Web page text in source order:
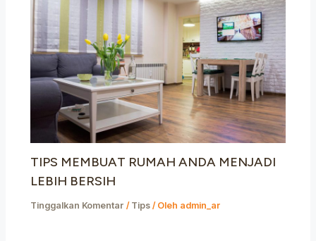
TIPS MEMBUAT RUMAH ANDA MENJADI
LEBIH BERSIH
Tinggalkan Komentar / Tips/ Oleh admin_ar